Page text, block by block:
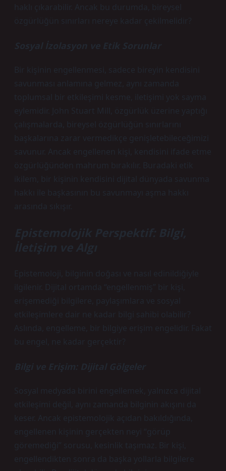
haklı çıkarabilir. Ancak bu durumda, bireysel
özgürlüğün sınırları nereye kadar çekilmelidir?
Sosyal İzolasyon ve Etik Sorunlar
Bir kişinin engellenmesi, sadece bireyin kendisini
savunması anlamına gelmez, aynı zamanda
toplumsal bir etkileşimi kesme, iletişimi yok sayma
eylemidir. John Stuart Mill, özgürlük üzerine yaptığı
çalışmalarda, bireysel özgürlüğün sınırlarını
başkalarına zarar vermedikçe genişletebileceğimizi
savunur. Ancak engellenen kişi, kendisini ifade etme
özgürlüğünden mahrum bırakılır. Buradaki etik
ikilem, bir kişinin kendisini dijital dünyada savunma
hakkı ile başkasının bu savunmayı aşma hakkı
arasında sıkışır.
Epistemolojik Perspektif: Bilgi,
İletişim ve Algı
Epistemoloji, bilginin doğası ve nasıl edinildiğiyle
ilgilenir. Dijital ortamda “engellenmiş” bir kişi,
erişemediği bilgilere, paylaşımlara ve sosyal
etkileşimlere dair ne kadar bilgi sahibi olabilir?
Aslında, engelleme, bir bilgiye erişim engelidir. Fakat
bu engel, ne kadar gerçektir?
Bilgi ve Erişim: Dijital Gölgeler
Sosyal medyada birini engellemek, yalnızca dijital
etkileşimi değil, aynı zamanda bilginin akışını da
keser. Ancak epistemolojik açıdan bakıldığında,
engellenen kişinin gerçekten neyi “görüp
göremediği” sorusu, kesinlik taşımaz. Bir kişi,
engellendikten sonra da başka yollarla bilgilere